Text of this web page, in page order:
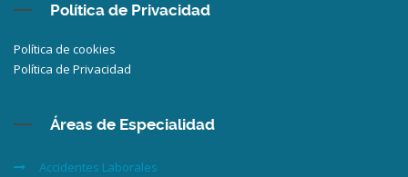
Política de Privacidad
Política de cookies
Política de Privacidad
Áreas de Especialidad
Accidentes Laborales